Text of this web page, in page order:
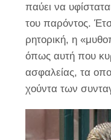
παύει να
του παρόντος.
ρητορική, η
όπως αυτή που
ασφαλείας, τα
χούντα των